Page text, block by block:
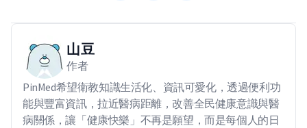
山豆
作者
PinMed希望衛教知識生活化、資訊可愛化，透過便利功
能與豐富資訊，拉近醫病距離，改善全民健康意識與醫
病關係，讓「健康快樂」不再是願望，而是每個人的日